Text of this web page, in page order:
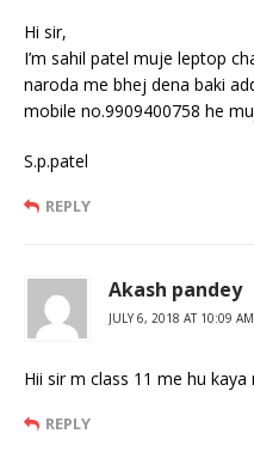
Hi sir,
I’m sahil patel muje leptop
naroda me bhej dena baki
mobile no.9909400758 he
S.p.patel
REPLY
Akash pandey
JULY 6, 2018 AT 10:09 AM
Hii sir m class 11 me hu
REPLY